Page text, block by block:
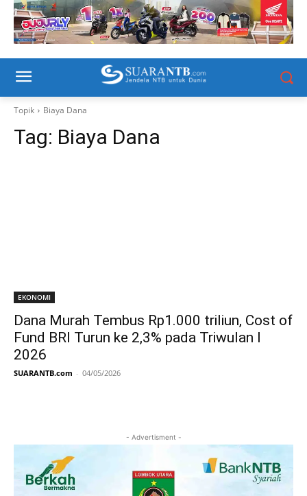
Topik Biaya Dana
Tag: Biaya Dana
EKONOMI
Dana Murah Tembus Rp1.000 triliun, Cost of
Fund BRI Turun ke 2,3% pada Triwulan I
2026
SUARANTB.com - 04/05/2026
- Advertisment -